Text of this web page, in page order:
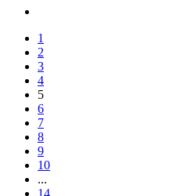
1
2
3
4
5
6
7
8
9
10
...